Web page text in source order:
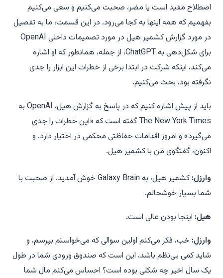
اصطلاح مفید است یا مضر، صحبت می‌کنیم و سعی می‌کنیم
بفهمیم که همه اینها به کجا می‌رود. در این قسمت، ما به تفصیل
در مورد گزارش کشمیر هیل در مورد تصمیمات داخلی OpenAI
برای شکل‌دهی به ChatGPT، از جمله، همانطور که او اشاره
می‌کند، اینکه شرکت در ابتدا برخی از خطرات این ابزار را جدی
نگرفته بود، بحث می‌کنیم.
باید از پیش اشاره کنیم که در پاسخ به گزارش هیل، OpenAI به
The New York Times گفته است که «این خطرات را جدی
می‌گیرد» و امروز اقدامات حفاظتی محکمی در اختیار دارد. و
اکنون، گفتگوی من با کشمیر هیل.
وارزل: کشمیر هیل، بهGalaxy Brain خوش آمدید. از صحبت با
شما بسیار خوشحالم.
هیل: اینجا بودن عالی است.
وارزل: خب، فکر می‌کنم اولین سوالی که می‌خواستم بپرسم، و
شاید کمی بی‌نظم باشد، این است که صندوق ورودی شما در طول
یک سال اخیر چه شکلی بوده است؟ احساس می‌کنم مال شما